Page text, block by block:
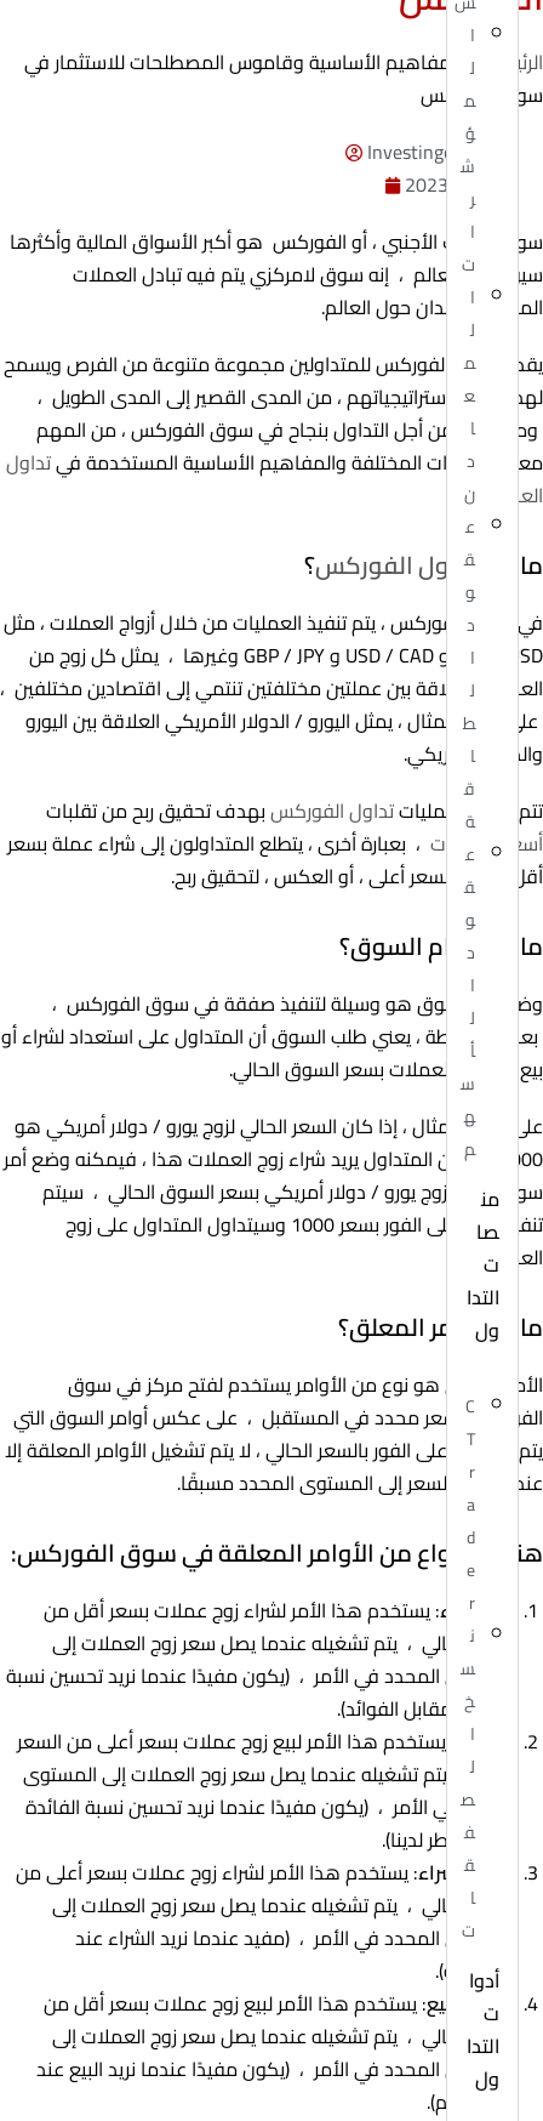
ا
ل
م
ؤ
ش
ر
ا
ت
ا
ل
م
ع
ا
د
ن
ع
ق
و
د
ا
ل
ط
ا
ق
ة
ع
ق
و
د
ا
ل
أ
س
ه
م
من
صا
ت
التدا
ول
C
T
r
a
d
e
r
ن
س
خ
ا
ل
ص
ف
ق
ا
ت
أدوا
ت
التدا
ول
الرئيسية »
المفاهيم الأساسية وقاموس المصطلحات للاستثمار في
سوق الفوركس
Investingor Admin
سوق الصرف الأجنبي ، أو الفوركس هو أكبر الأسواق المالية وأكثرها
سيولة في العالم ، إنه سوق لامركزي يتم فيه تبادل العملات
المختلفة للبلدان حول العالم.
يقدم سوق الفوركس للمتداولين مجموعة متنوعة من الفرص ويسمح
لهم بتداول استراتيجياتهم ، من المدى القصير إلى المدى الطويل ،
ومع ذلك ، من أجل التداول بنجاح في سوق الفوركس ، من المهم
معرفة الأدوات المختلفة والمفاهيم الأساسية المستخدمة فيتداول
العملات
ما هو تداول الفوركس؟
في سوق الفوركس ، يتم تنفيذ العمليات من خلال أزواج العملات ، مثل
EUR / USD و USD / CAD و GBP / JPY وغيرها ، يمثل كل زوج من
العملات العلاقة بين عملتين مختلفتين تنتمي إلى اقتصادين مختلفين ،
على سبيل المثال ، يمثل اليورو / الدولار الأمريكي العلاقة بين اليورو
والدولار الأمريكي.
تتم معظم عملياتتداول الفوركسبهدف تحقيق ربح من تقلبات
أسعار العملات ، بعبارة أخرى ، يتطلع المتداولون إلى شراء عملة بسعر
أقل وبيعها بسعر أعلى ، أو العكس ، لتحقيق ربح.
ما هو نظام السوق؟
وضع أمر السوق هو وسيلة لتنفيذ صفقة في سوق الفوركس ،
بعبارات بسيطة ، يعني طلب السوق أن المتداول على استعداد لشراء أو
بيع زوج من العملات بسعر السوق الحالي.
على سبيل المثال ، إذا كان السعر الحالي لزوج يورو / دولار أمريكي هو
1.0000 وكان المتداول يريد شراء زوج العملات هذا ، فيمكنه وضع أمر
سوق لشراء زوج يورو / دولار أمريكي بسعر السوق الحالي ، سيتم
تنفيذ الأمر على الفور بسعر 1000 وسيتداول المتداول على زوج
العملات.
ما هو الأمر المعلق؟
الأمر المعلق هو نوع من الأوامر يستخدم لفتح مركز في سوق
الفوركس بسعر محدد في المستقبل ، على عكس أوامر السوق التي
يتم تنفيذها على الفور بالسعر الحالي ، لا يتم تشغيل الأوامر المعلقة إلا
عندما يصل السعر إلى المستوى المحدد مسبقًا.
هناك 4 أنواع من الأوامر المعلقة في سوق الفوركس:
حد الشراء: يستخدم هذا الأمر لشراء زوج عملات بسعر أقل من
السعر الحالي ، يتم تشغيله عندما يصل سعر زوج العملات إلى
المستوى المحدد في الأمر ، (يكون مفيدًا عندما نريد تحسين نسبة
المخاطر مقابل الفوائد).
حد البيع
: يستخدم هذا الأمر لبيع زوج عملات بسعر أعلى من السعر
الحالي ، يتم تشغيله عندما يصل سعر زوج العملات إلى المستوى
المحدد في الأمر ، (يكون مفيدًا عندما نريد تحسين نسبة الفائدة
إلى المخاطر لدينا).
وقف الشراء: يستخدم هذا الأمر لشراء زوج عملات بسعر أعلى من
السعر الحالي ، يتم تشغيله عندما يصل سعر زوج العملات إلى
المستوى المحدد في الأمر ، (مفيد عندما نريد الشراء عند
المقاومة).
إيقاف البيع: يستخدم هذا الأمر لبيع زوج عملات بسعر أقل من
السعر الحالي ، يتم تشغيله عندما يصل سعر زوج العملات إلى
المستوى المحدد في الأمر ، (يكون مفيدًا عندما نريد البيع عند
كسر الدعم).